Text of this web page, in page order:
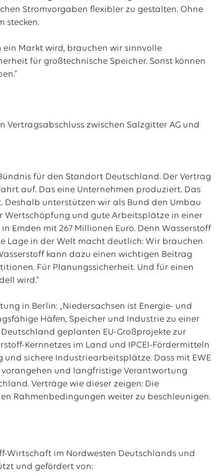
Stromvorgaben flexibler zu gestalten. Ohne
stecken.
ein Markt wird, brauchen wir sinnvolle
für großtechnische Speicher. Sonst können
zwischen Salzgitter AG und
für den Standort Deutschland. Der Vertrag
auf. Das eine Unternehmen produziert. Das
Deshalb unterstützen wir als Bund den Umbau
Wertschöpfung und gute Arbeitsplätze in einer
Emden mit 267 Millionen Euro. Denn Wasserstoff
Lage in der Welt macht deutlich: Wir brauchen
kann dazu einen wichtigen Beitrag
Für Planungssicherheit. Und für einen
wird.“
in Berlin: „Niedersachsen ist Energie- und
Häfen, Speicher und Industrie zu einer
geplanten EU-Großprojekte zur
Kernnetzes im Land und IPCEI-Fördermitteln
sichere Industriearbeitsplätze. Dass mit EWE
vorangehen und langfristige Verantwortung
Verträge wie dieser zeigen: Die
Rahmenbedingungen weiter zu beschleunigen.
Wirtschaft im Nordwesten Deutschlands und
und gefördert von: